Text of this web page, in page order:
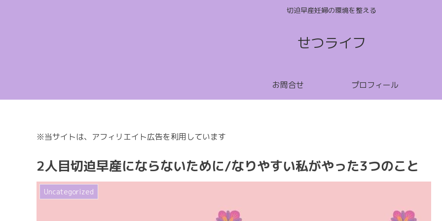
切迫早産妊婦の環境を整える
せつライフ
お問合せ プロフィール
※当サイトは、アフィリエイト広告を利用しています
2人目切迫早産にならないために/なりやすい私がやった3つのこと
Uncategorized